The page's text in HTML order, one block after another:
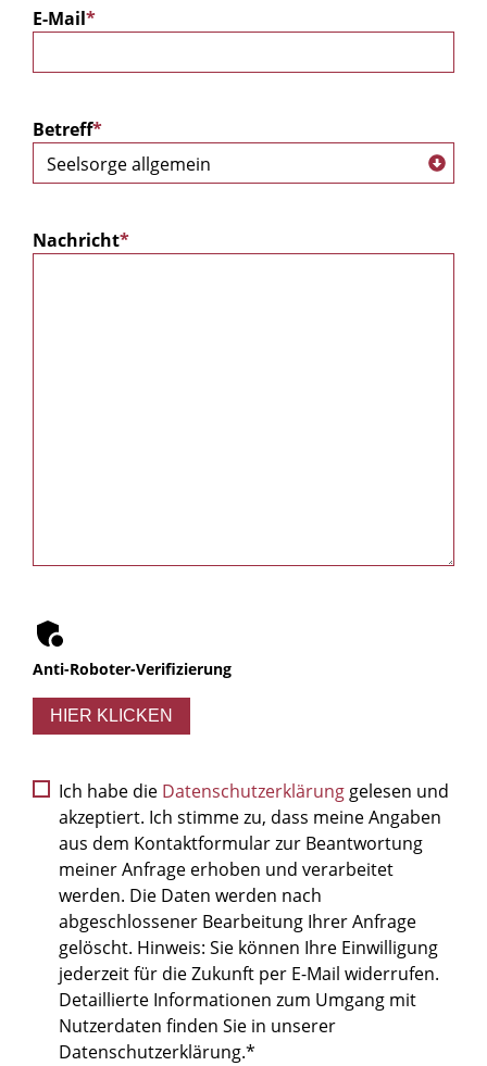
E-Mail*
Betreff*
Nachricht*
Anti-Roboter-Verifizierung
HIER KLICKEN
Ich habe die Datenschutzerklärung gelesen und
akzeptiert. Ich stimme zu, dass meine Angaben
aus dem Kontaktformular zur Beantwortung
meiner Anfrage erhoben und verarbeitet
werden. Die Daten werden nach
abgeschlossener Bearbeitung Ihrer Anfrage
gelöscht. Hinweis: Sie können Ihre Einwilligung
jederzeit für die Zukunft per E-Mail widerrufen.
Detaillierte Informationen zum Umgang mit
Nutzerdaten finden Sie in unserer
Datenschutzerklärung.*